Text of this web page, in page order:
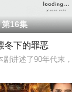
满演生肖”离奇流血炸
第16集
冬下的罪恶
剧讲述了90年代末